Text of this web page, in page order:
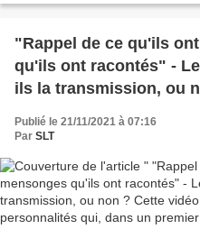
"Rappel de ce qu'ils
qu'ils ont racontés" -
ils la transmission, ou
présente les
dans un premier
suite (Vidéo)
Publié le 21/11/2021 à 07:16
Par SLT